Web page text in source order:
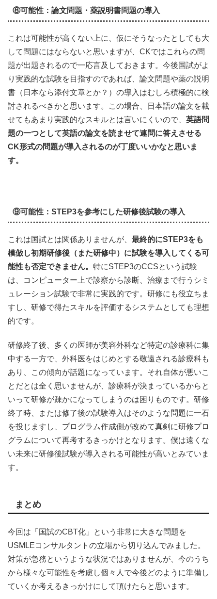
⑧可能性：論文問題・薬説明書問題の導入
これは可能性が高くない上に、仮にそうなったとしても大
して問題にはならないと思いますが、CKではこれらの問
題が出題されるので一応言及しておきます。今後国試がよ
り実践的な試験を目指すのであれば、論文問題や薬の説明
書（日本なら添付文章とか？）の導入はむしろ積極的に検
討されるべきかと思います。この場合、日本語の論文を載
せてもあまり実践的なスキルとは言いにくいので、 英語問
題の一つとして英語の論文を読ませて連問に答えさせる
CK形式の問題が導入されるのが丁度いいかなと思いま
す。
⑨可能性：STEP3を参考にした研修後試験の導入
これは国試とは関係ありませんが、 最終的にSTEP3をも
模倣し初期研修後（また研修中）に試験を導入してくる可
能性も否定できません。 特にSTEP3のCCSという試験
は、コンピューター上で診察から診断、治療まで行うシミ
ュレーション試験で非常に実践的です。研修にも役立ちま
すし、研修で得たスキルを評価するシステムとしても理想
的です。
研修終了後、多くの医師が美容外科など特定の診療科に集
中する一方で、外科医をはじめとする敬遠される診療科も
あり、この傾向が話題になっています。それ自体が悪いこ
とだとは全く思いませんが、診療科が決まっているからと
いって研修が疎かになってしまうのは困りものです。研修
終了時、または修了後の試験導入はそのような問題に一石
を投じますし、プログラム作成側が改めて真剣に研修プロ
グラムについて再考するきっかけとなります。僕は遠くな
い未来に研修後試験が導入される可能性が高いとみていま
す。
まとめ
今回は「国試のCBT化」という非常に大きな問題を
USMLEコンサルタントの立場から切り込んでみました。
対策が急務というような状況ではありませんが、今のうち
から様々な可能性を考慮し個々人で今後どのように準備し
ていくか考えるきっかけにして頂けたらと思います。